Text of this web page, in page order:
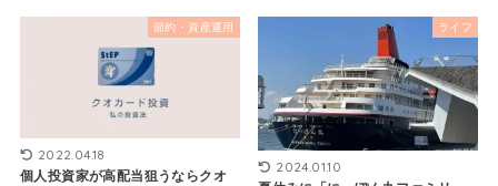
節約・資産運用
2022.04.18
個人投資家が高配当狙うならクオ
ライフ
2024.01.10